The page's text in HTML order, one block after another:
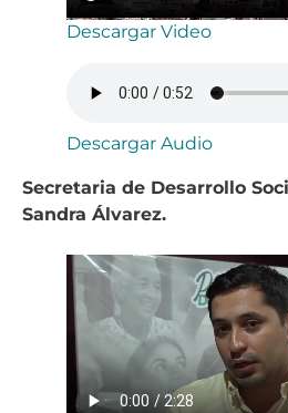
Descargar Video
Descargar Audio
Secretaria de Desarrollo
Sandra Álvarez.